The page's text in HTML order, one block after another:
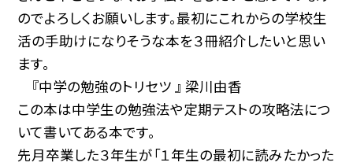
のでよろしくお願いします。最初にこれからの学校生
活の手助けになりそうな本を３冊紹介したいと思い
ます。
『中学の勉強のトリセツ 』 梁川由香
この本は中学生の勉強法や定期テストの攻略法につ
いて書いてある本です。
先月卒業した３年生が「１年生の最初に読みたかった